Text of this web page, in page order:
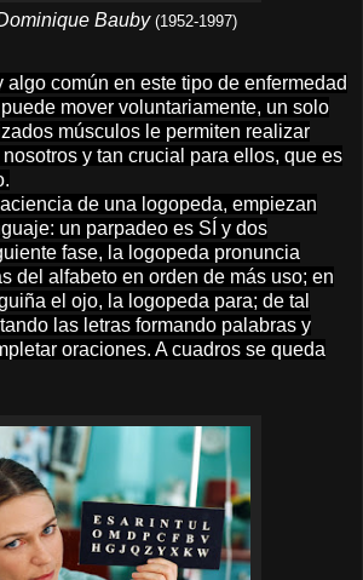
Bauby (1952-1997)
algo común en este tipo de enfermedad
mover voluntariamente, un solo
músculos le permiten realizar
y tan crucial para ellos, que es
de una logopeda, empiezan
un parpadeo es SÍ y dos
fase, la logopeda pronuncia
del alfabeto en orden de más uso; en
el ojo, la logopeda para; de tal
las letras formando palabras y
oraciones. A cuadros se queda